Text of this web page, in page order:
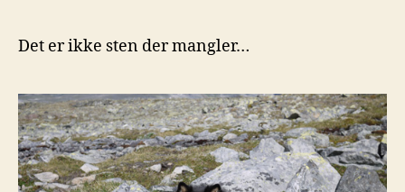
Det er ikke sten der mangler…